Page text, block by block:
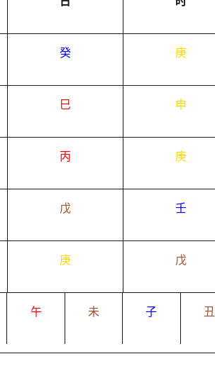
癸 庚
巳 申
丙 庚
戊 壬
庚 戊
午 未 子 丑